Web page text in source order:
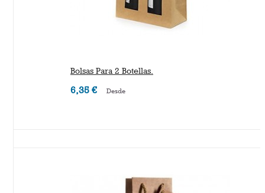
Bolsas Para 2 Botellas.
6,35 € Desde